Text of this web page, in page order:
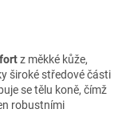
z měkké kůže,
široké středové části
se tělu koně, čímž
robustními